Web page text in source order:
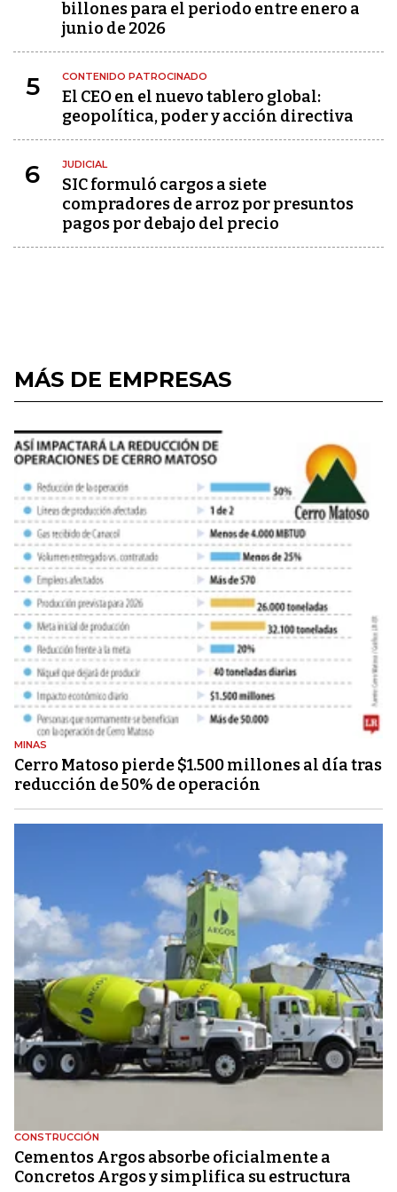
billones para el periodo entre enero a
junio de 2026
5 CONTENIDO PATROCINADO
El CEO en el nuevo tablero global:
geopolítica, poder y acción directiva
6 JUDICIAL
SIC formuló cargos a siete
compradores de arroz por presuntos
pagos por debajo del precio
MÁS DE EMPRESAS
MINAS
Cerro Matoso pierde $1.500 millones al día tras
reducción de 50% de operación
CONSTRUCCIÓN
Cementos Argos absorbe oficialmente a
Concretos Argos y simplifica su estructura